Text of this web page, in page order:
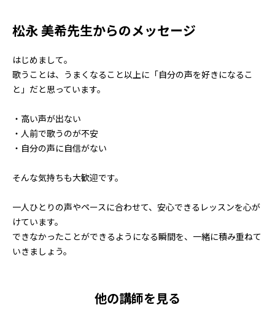
松永 美希先生からのメッセージ
はじめまして。
歌うことは、うまくなること以上に「自分の声を好きになるこ
と」だと思っています。
・高い声が出ない
・人前で歌うのが不安
・自分の声に自信がない
そんな気持ちも大歓迎です。
一人ひとりの声やペースに合わせて、安心できるレッスンを心が
けています。
できなかったことができるようになる瞬間を、一緒に積み重ねて
いきましょう。
他の講師を見る